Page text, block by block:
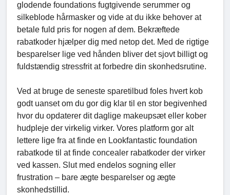
glodende foundations fugtgivende serummer og
silkeblode hårmasker og vide at du ikke behover at
betale fuld pris for nogen af dem. Bekræftede
rabatkoder hjælper dig med netop det. Med de rigtige
besparelser lige ved hånden bliver det sjovt billigt og
fuldstændig stressfrit at forbedre din skonhedsrutine.
Ved at bruge de seneste sparetilbud foles hvert kob
godt uanset om du gor dig klar til en stor begivenhed
hvor du opdaterer dit daglige makeupsæt eller kober
hudpleje der virkelig virker. Vores platform gor alt
lettere lige fra at finde en Lookfantastic foundation
rabatkode til at finde concealer rabatkoder der virker
ved kassen. Slut med endelos sogning eller
frustration – bare ægte besparelser og ægte
skonhedstillid.